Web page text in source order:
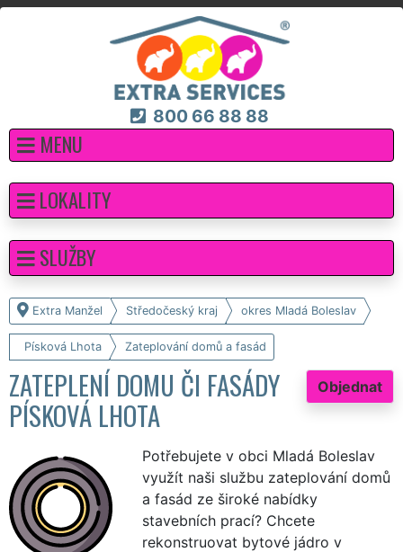
800 66 88 88
MENU
Extra Manžel Středočeský kraj okres Mladá Boleslav
Písková Lhota Zateplování domů a fasád
Objednat
ZATEPLENÍ DOMU ČI FASÁDY
PÍSKOVÁ LHOTA
Potřebujete v obci Mladá Boleslav
využít naši službu zateplování domů
a fasád ze široké nabídky
stavebních prací? Chcete
rekonstruovat bytové jádro v
LOKALITY
SLUŽBY